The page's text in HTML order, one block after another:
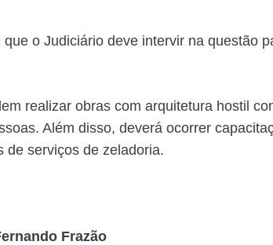
o Judiciário deve intervir na questão
realizar obras com arquitetura hostil
Além disso, deverá ocorrer
de serviços de zeladoria.
Frazão